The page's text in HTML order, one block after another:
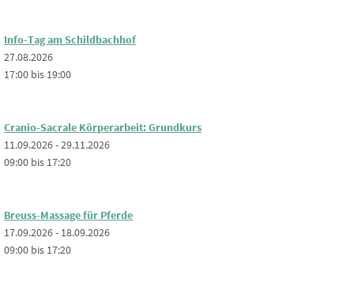
Info-Tag am Schildbachhof
27.08.2026
17:00 bis 19:00
Cranio-Sacrale Körperarbeit: Grundkurs
11.09.2026 - 29.11.2026
09:00 bis 17:20
Breuss-Massage für Pferde
17.09.2026 - 18.09.2026
09:00 bis 17:20